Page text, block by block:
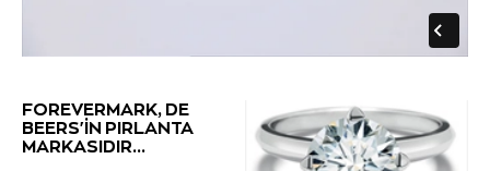
FOREVERMARK, DE
BEERS'İN PIRLANTA
MARKASIDIR...